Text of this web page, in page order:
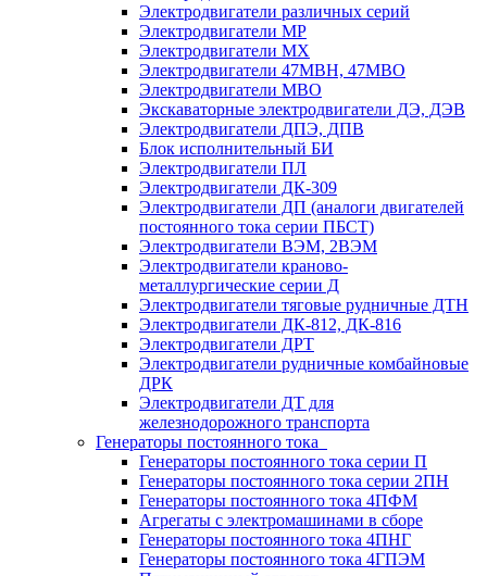
Электродвигатели различных серий
Электродвигатели МР
Электродвигатели MX
Электродвигатели 47MBH, 47МВО
Электродвигатели MBO
Экскаваторные электродвигатели ДЭ, ДЭВ
Электродвигатели ДПЭ, ДПВ
Блок исполнительный БИ
Электродвигатели ПЛ
Электродвигатели ДК-309
Электродвигатели ДП (аналоги двигателей
постоянного тока серии ПБСТ)
Электродвигатели ВЭМ, 2ВЭМ
Электродвигатели краново-
металлургические серии Д
Электродвигатели тяговые рудничные ДТН
Электродвигатели ДК-812, ДК-816
Электродвигатели ДРТ
Электродвигатели рудничные комбайновые
ДРК
Электродвигатели ДТ для
железнодорожного транспорта
Генераторы постоянного тока
Генераторы постоянного тока серии П
Генераторы постоянного тока серии 2ПН
Генераторы постоянного тока 4ПФМ
Агрегаты с электромашинами в сборе
Генераторы постоянного тока 4ПНГ
Генераторы постоянного тока 4ГПЭМ